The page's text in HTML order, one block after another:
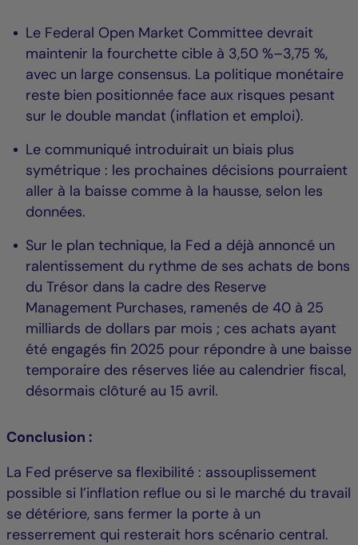
Le Federal Open Market Committee devrait
maintenir la fourchette cible à 3,50 %–3,75 %,
avec un large consensus. La politique monétaire
reste bien positionnée face aux risques pesant
sur le double mandat (inflation et emploi).
Le communiqué introduirait un biais plus
symétrique : les prochaines décisions pourraient
aller à la baisse comme à la hausse, selon les
données.
Sur le plan technique, la Fed a déjà annoncé un
ralentissement du rythme de ses achats de bons
du Trésor dans la cadre des Reserve
Management Purchases, ramenés de 40 à 25
milliards de dollars par mois ; ces achats ayant
été engagés fin 2025 pour répondre à une baisse
temporaire des réserves liée au calendrier fiscal,
désormais clôturé au 15 avril.
Conclusion :
La Fed préserve sa flexibilité : assouplissement
possible si l’inflation reflue ou si le marché du travail
se détériore, sans fermer la porte à un
resserrement qui resterait hors scénario central.